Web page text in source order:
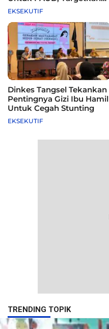
115 Sekolah
EKSEKUTIF
Dinkes Tangsel Tekankan
Pentingnya Gizi Ibu Hamil
Untuk Cegah Stunting
EKSEKUTIF
TRENDING TOPIK